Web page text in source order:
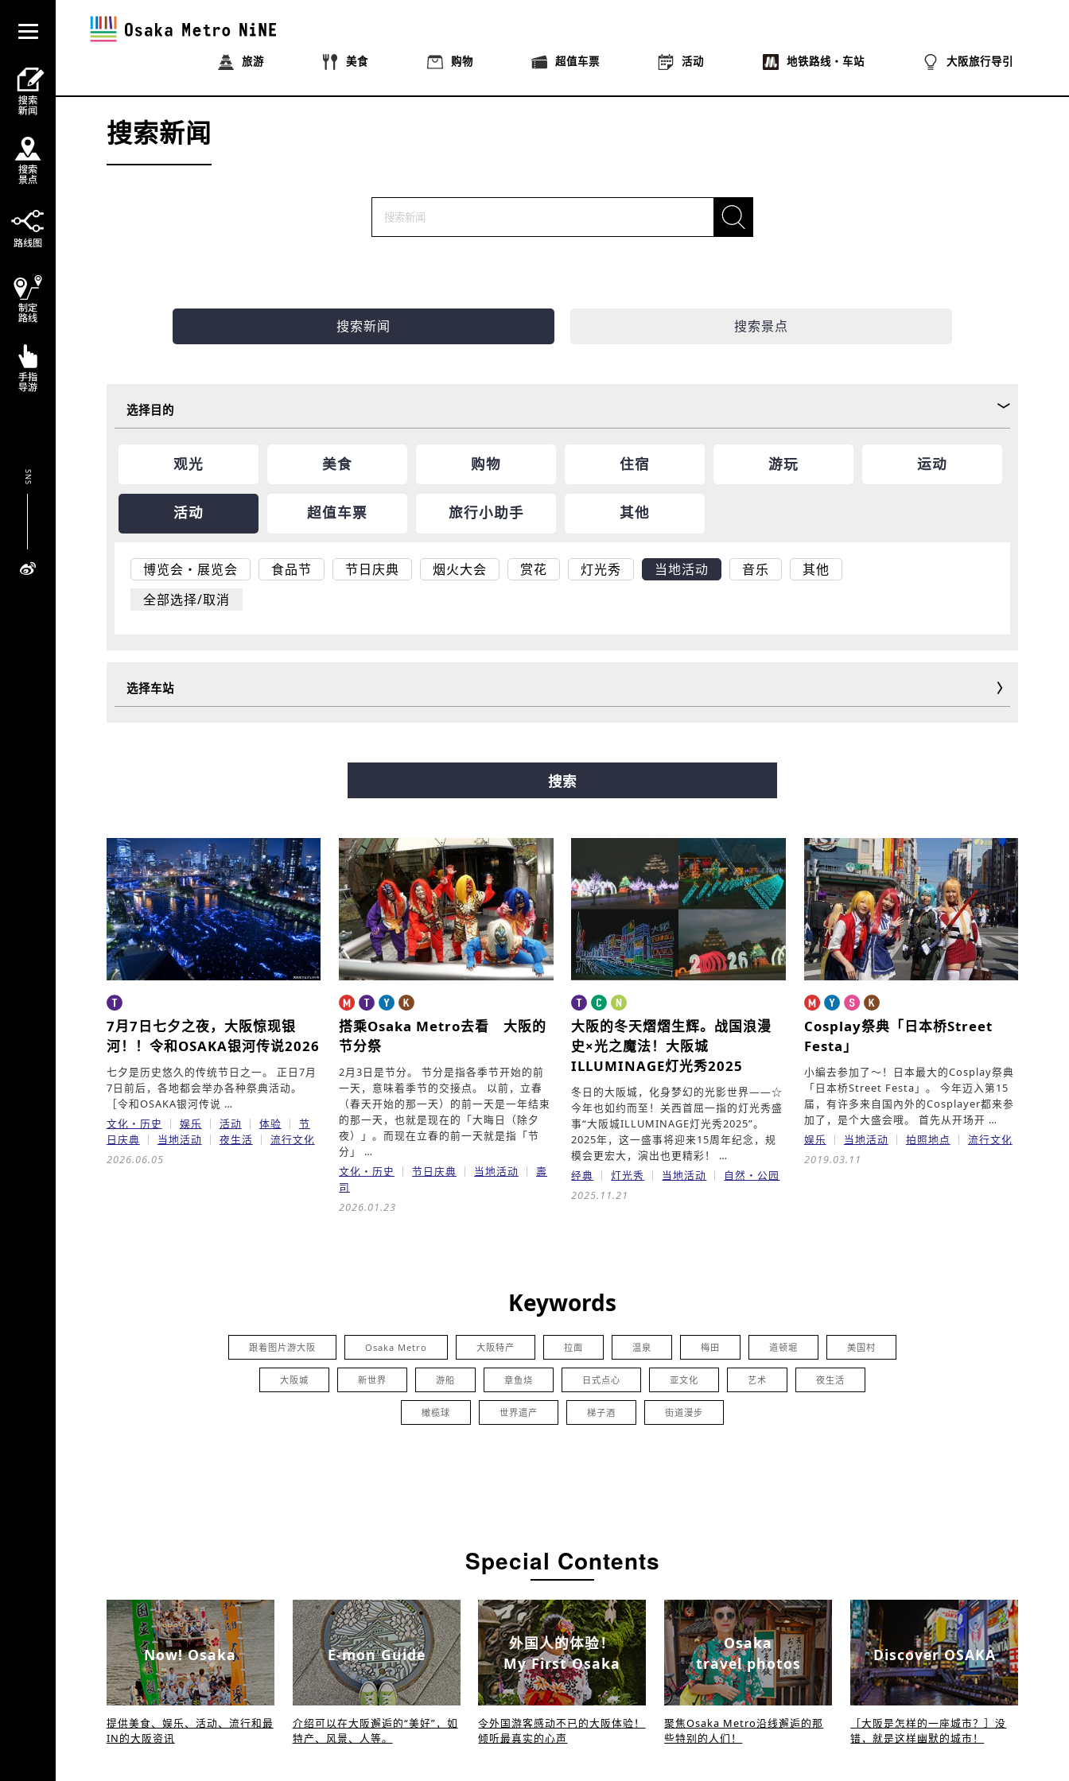
旅游 美食 购物 超值车票 活动 地铁路线・车站 大阪旅行导引
SNS
搜索新闻
搜索新闻 搜索景点
选择目的
观光 美食 购物 住宿 游玩 运动
活动 超值车票 旅行小助手 其他
博览会・展览会 食品节 节日庆典 烟火大会 赏花 灯光秀 当地活动 音乐
其他
全部选择/取消
选择车站
ニュートラム
搜索
7月7日七夕之夜， 大阪惊现银
河！！ 令和OSAKA银河传说2026
七夕是历史悠久的传统节日之一。 正日7月
7日前后，各地都会举办各种祭典活动。
［令和OSAKA银河传说 …
文化・历史
娱乐 活动 体验
节
日庆典
当地活动 夜生活
流行文化
2026.06.05
搭乘Osaka Metro去看 大阪的
节分祭
2月3日是节分。 节分是指各季节开始的前
一天，意味着季节的交接点。 以前，立春
（春天开始的那一天）的前一天是一年结束
的那一天，也就是现在的「大晦日（除夕
夜）」。而现在立春的前一天就是指「节
分」 …
文化・历史
节日庆典 当地活动
壽
司
2026.01.23
大阪的冬天熠熠生辉。 战国浪漫
史×光之魔法！大阪城
ILLUMINAGE灯光秀2025
冬日的大阪城，化身梦幻的光影世界——☆
今年也如约而至！关西首屈一指的灯光秀盛
事“大阪城ILLUMINAGE灯光秀2025”。
2025年，这一盛事将迎来15周年纪念，规
模会更宏大，演出也更精彩！ …
经典
灯光秀 当地活动
自然・公园
2025.11.21
Cosplay祭典「日本桥Street
Festa」
小編去参加了～！日本最大的Cosplay祭典
「日本桥Street Festa」。 今年迈入第15
届，有许多来自国內外的Cosplayer都来参
加了，是个大盛会哦。 首先从开场开 …
娱乐
当地活动 拍照地点
流行文化
2019.03.11
Keywords
跟着图片游大阪 Osaka Metro 大阪特产 拉面 温泉 梅田 道顿堀 美国村
大阪城 新世界 游船 章鱼烧 日式点心 亚文化 艺术 夜生活
橄榄球 世界遗产 梯子酒 街道漫步
Special Contents
Now! Osaka
提供美食、娱乐、活动、流行和最
IN的大阪资讯
E-mon Guide
介绍可以在大阪邂逅的“美好”，如
特产、风景、人等。
外国人的体验！
My First Osaka
令外国游客感动不已的大阪体验！
倾听最真实的心声
Osaka
travel photos
聚焦Osaka Metro沿线邂逅的那
些特别的人们！
Discover OSAKA
［大阪是怎样的一座城市？］没
错，就是这样幽默的城市！